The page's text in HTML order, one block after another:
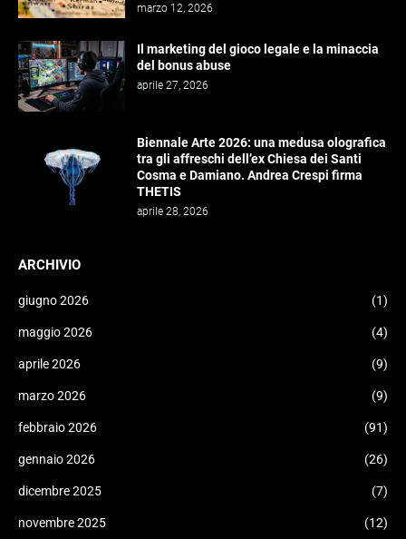
marzo 12, 2026
Il marketing del gioco legale e la minaccia
del bonus abuse
aprile 27, 2026
Biennale Arte 2026: una medusa olografica
tra gli affreschi dell’ex Chiesa dei Santi
Cosma e Damiano. Andrea Crespi firma
THETIS
aprile 28, 2026
ARCHIVIO
giugno 2026 (1)
maggio 2026 (4)
aprile 2026 (9)
marzo 2026 (9)
febbraio 2026 (91)
gennaio 2026 (26)
dicembre 2025 (7)
novembre 2025 (12)